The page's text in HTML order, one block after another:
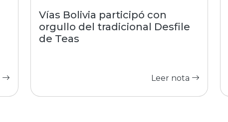
Vías Bolivia participó con
orgullo del tradicional Desfile
de Teas
Leer nota